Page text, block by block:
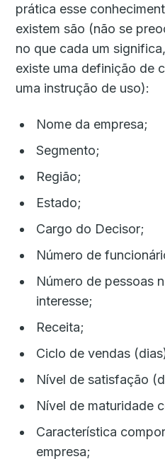
prática esse
existem são (não se
no que cada um
existe uma definição de
uma instrução de uso):
Nome da empresa;
Segmento;
Região;
Estado;
Cargo do Decisor;
Número de
Número de pessoas
interesse;
Receita;
Ciclo de vendas
Nível de satisfação
Nível de maturidade
Característica
empresa;